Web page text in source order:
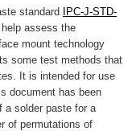
standard
IPC-J-STD-
assess the
mount technology
some test methods that
It is intended for use
document has been
a solder paste for a
of permutations of